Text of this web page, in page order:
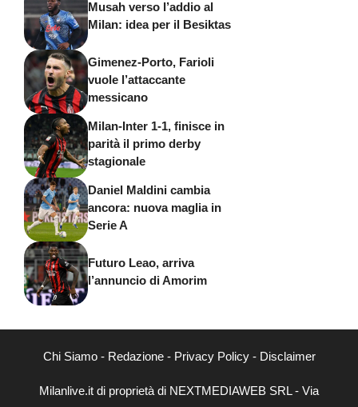
Musah verso l’addio al
Milan: idea per il Besiktas
Gimenez-Porto, Farioli
vuole l’attaccante
messicano
Milan-Inter 1-1, finisce in
parità il primo derby
stagionale
Daniel Maldini cambia
ancora: nuova maglia in
Serie A
Futuro Leao, arriva
l’annuncio di Amorim
Chi Siamo- Redazione- Privacy Policy- Disclaimer
Milanlive.it di proprietà di NEXTMEDIAWEB SRL - Via